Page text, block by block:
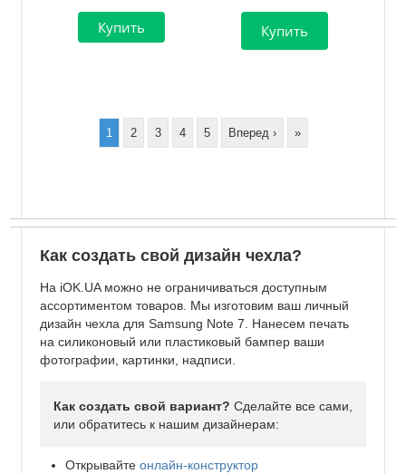
Page
1 Page
2 Page
3 Page
4 Page
5
Следующая
страница
Вперед ›
Последняя
страница
»
Как создать свой дизайн чехла?
На iOK.UA можно не ограничиваться доступным
ассортиментом товаров. Мы изготовим ваш личный
дизайн чехла для Samsung Note 7. Нанесем печать
на силиконовый или пластиковый бампер ваши
фотографии, картинки, надписи.
Как создать свой вариант? Сделайте все сами,
или обратитесь к нашим дизайнерам:
Открывайте онлайн-конструктор